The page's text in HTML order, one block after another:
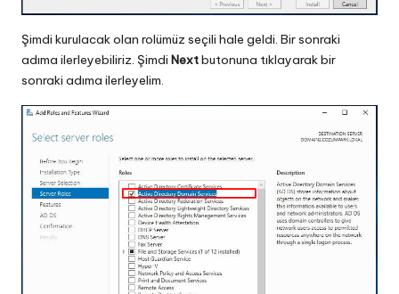
Şimdi kurulacak olan rolümüz seçili hale geldi. Bir sonraki
adıma ilerleyebiliriz. Şimdi Nextbutonuna tıklayarak bir
sonraki adıma ilerleyelim.